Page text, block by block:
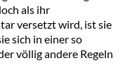
als ihr
versetzt wird, ist sie
sich in einer so
völlig andere Regeln